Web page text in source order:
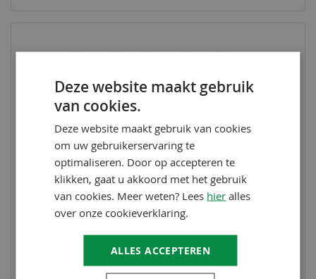
Express Dekkende lakverf lichtgrijs 2,5 Liter
Deze website maakt gebruik
van cookies.
Deze website maakt gebruik van cookies
om uw gebruikerservaring te
optimaliseren. Door op accepteren te
klikken, gaat u akkoord met het gebruik
van cookies. Meer weten? Lees hier alles
over onze cookieverklaring.
ALLES ACCEPTEREN